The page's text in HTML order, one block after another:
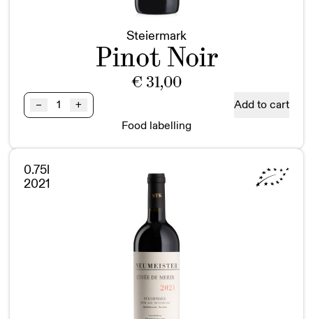
Steiermark
Pinot Noir
€ 31,00
–
Pinot
Noir
Steiermark
+
Add to cart
Food labelling
0.75l
2021